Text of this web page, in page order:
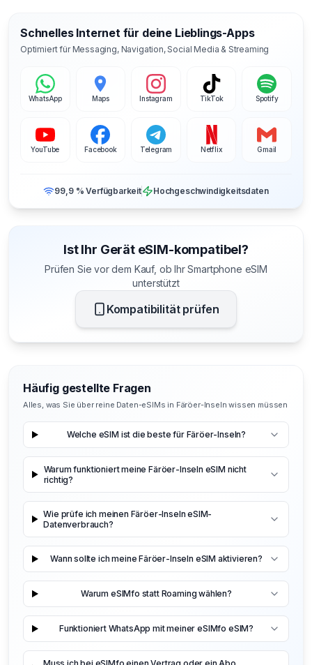
Schnelles Internet für deine Lieblings-Apps
Optimiert für Messaging, Navigation, Social Media & Streaming
WhatsApp Maps Instagram TikTok Spotify
YouTube Facebook Telegram Netflix Gmail
99,9 % Verfügbarkeit Hochgeschwindigkeitsdaten
Ist Ihr Gerät eSIM-kompatibel?
Prüfen Sie vor dem Kauf, ob Ihr Smartphone eSIM
unterstützt
Kompatibilität prüfen
Häufig gestellte Fragen
Alles, was Sie über reine Daten-eSIMs in Färöer-Inseln wissen müssen
Welche eSIM ist die beste für Färöer-Inseln?
Warum funktioniert meine Färöer-Inseln eSIM nicht
richtig?
Wie prüfe ich meinen Färöer-Inseln eSIM-
Datenverbrauch?
Wann sollte ich meine Färöer-Inseln eSIM aktivieren?
Warum eSIMfo statt Roaming wählen?
Funktioniert WhatsApp mit meiner eSIMfo eSIM?